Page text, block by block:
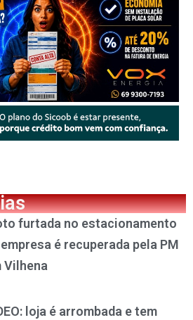
furtada no estacionamento
é recuperada pela PM
Vilhena
loja é arrombada e tem